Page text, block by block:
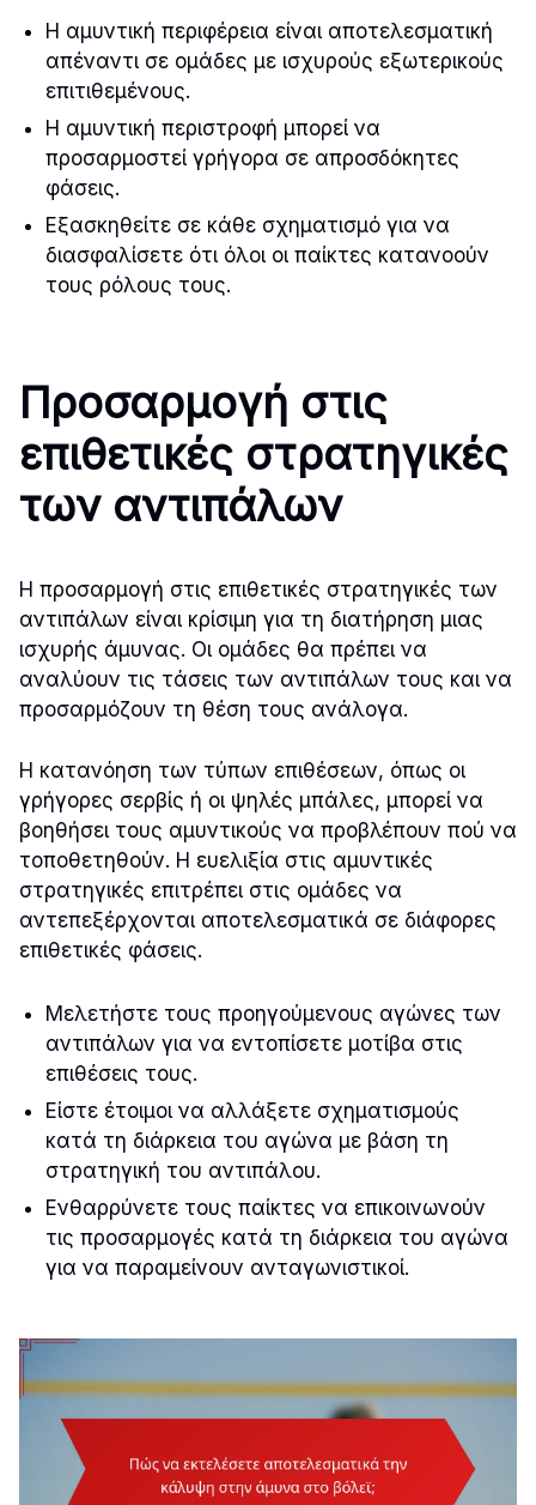
Η αμυντική περιφέρεια είναι αποτελεσματική
απέναντι σε ομάδες με ισχυρούς εξωτερικούς
επιτιθεμένους.
Η αμυντική περιστροφή μπορεί να
προσαρμοστεί γρήγορα σε απροσδόκητες
φάσεις.
Εξασκηθείτε σε κάθε σχηματισμό για να
διασφαλίσετε ότι όλοι οι παίκτες κατανοούν
τους ρόλους τους.
Προσαρμογή στις
επιθετικές στρατηγικές
των αντιπάλων
Η προσαρμογή στις επιθετικές στρατηγικές των
αντιπάλων είναι κρίσιμη για τη διατήρηση μιας
ισχυρής άμυνας. Οι ομάδες θα πρέπει να
αναλύουν τις τάσεις των αντιπάλων τους και να
προσαρμόζουν τη θέση τους ανάλογα.
Η κατανόηση των τύπων επιθέσεων, όπως οι
γρήγορες σερβίς ή οι ψηλές μπάλες, μπορεί να
βοηθήσει τους αμυντικούς να προβλέπουν πού να
τοποθετηθούν. Η ευελιξία στις αμυντικές
στρατηγικές επιτρέπει στις ομάδες να
αντεπεξέρχονται αποτελεσματικά σε διάφορες
επιθετικές φάσεις.
Μελετήστε τους προηγούμενους αγώνες των
αντιπάλων για να εντοπίσετε μοτίβα στις
επιθέσεις τους.
Είστε έτοιμοι να αλλάξετε σχηματισμούς
κατά τη διάρκεια του αγώνα με βάση τη
στρατηγική του αντιπάλου.
Ενθαρρύνετε τους παίκτες να επικοινωνούν
τις προσαρμογές κατά τη διάρκεια του αγώνα
για να παραμείνουν ανταγωνιστικοί.